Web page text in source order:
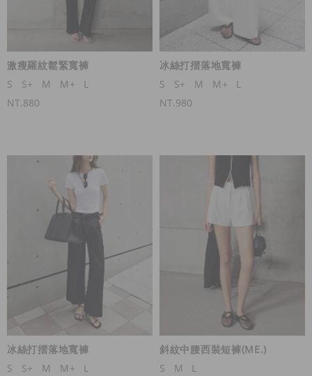
激瘦羅紋鬆緊寬褲
S
S+ M M+
L
NT.880
冰絲打摺落地寬褲
S
S+ M M+
L
NT.980
冰絲打摺落地寬褲
S
S+ M M+
L
斜紋中腰西裝短褲(ME.)
S
M
L